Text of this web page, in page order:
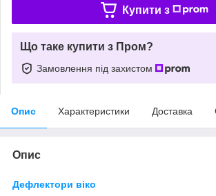
Купити з
Що таке купити з Пром?
Замовлення під захистом
Опис Характеристики Доставка
Опис
Дефлектори віко